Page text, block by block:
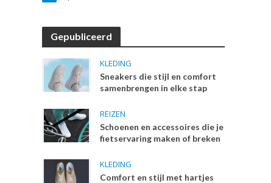
Gepubliceerd
KLEDING
Sneakers die stijl en comfort
samenbrengen in elke stap
REIZEN
Schoenen en accessoires die je
fietservaring maken of breken
KLEDING
Comfort en stijl met hartjes